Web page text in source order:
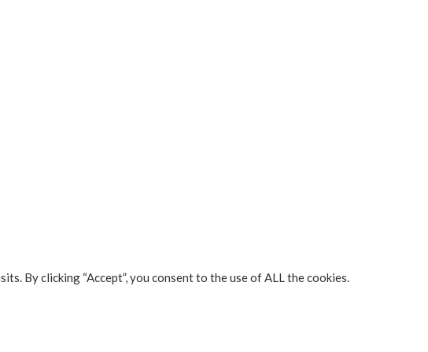
By clicking “Accept”, you consent to the use of ALL the cookies.